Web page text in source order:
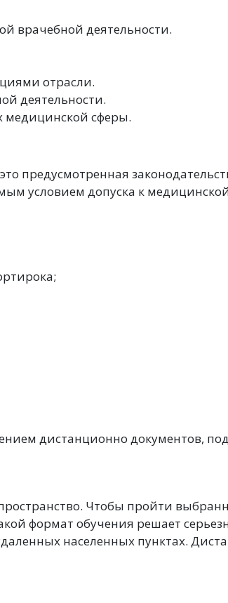
врачебной деятельности.
отрасли.
деятельности.
медицинской сферы.
предусмотренная
условием допуска к
дистанционно документов,
Чтобы пройти
формат обучения решает
населенных пунктах.